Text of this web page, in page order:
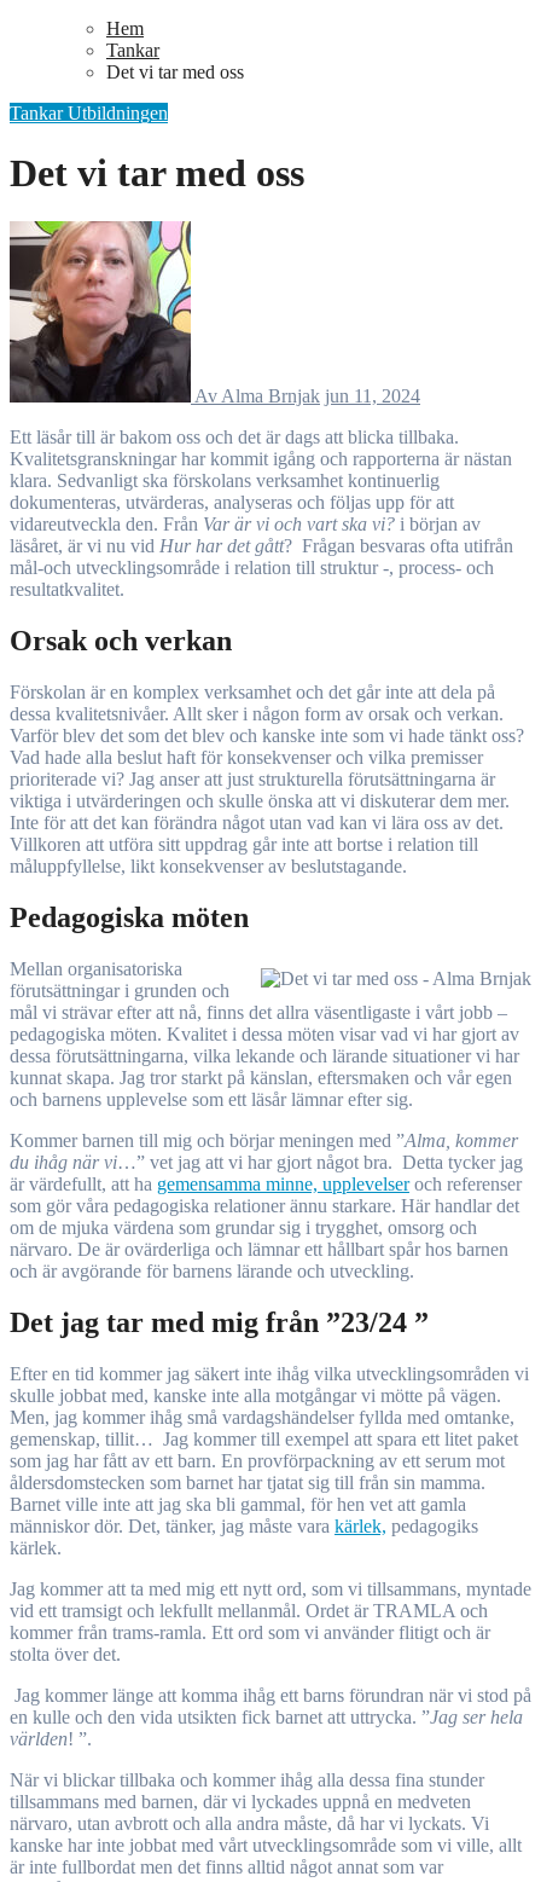
Hem
Tankar
Det vi tar med oss
TankarUtbildningen
Det vi tar med oss
Av Alma Brnjak jun 11, 2024
Ett läsår till är bakom oss och det är dags att blicka tillbaka.
Kvalitetsgranskningar har kommit igång och rapporterna är nästan
klara. Sedvanligt ska förskolans verksamhet kontinuerlig
dokumenteras, utvärderas, analyseras och följas upp för att
vidareutveckla den. Från Var är vi och vart ska vi? i början av
läsåret, är vi nu vid Hur har det gått? Frågan besvaras ofta utifrån
mål-och utvecklingsområde i relation till struktur -, process- och
resultatkvalitet.
Orsak och verkan
Förskolan är en komplex verksamhet och det går inte att dela på
dessa kvalitetsnivåer. Allt sker i någon form av orsak och verkan.
Varför blev det som det blev och kanske inte som vi hade tänkt oss?
Vad hade alla beslut haft för konsekvenser och vilka premisser
prioriterade vi? Jag anser att just strukturella förutsättningarna är
viktiga i utvärderingen och skulle önska att vi diskuterar dem mer.
Inte för att det kan förändra något utan vad kan vi lära oss av det.
Villkoren att utföra sitt uppdrag går inte att bortse i relation till
måluppfyllelse, likt konsekvenser av beslutstagande.
Pedagogiska möten
Mellan organisatoriska
förutsättningar i grunden och
mål vi strävar efter att nå, finns det allra väsentligaste i vårt jobb –
pedagogiska möten. Kvalitet i dessa möten visar vad vi har gjort av
dessa förutsättningarna, vilka lekande och lärande situationer vi har
kunnat skapa. Jag tror starkt på känslan, eftersmaken och vår egen
och barnens upplevelse som ett läsår lämnar efter sig.
Kommer barnen till mig och börjar meningen med ”Alma, kommer
du ihåg när vi…” vet jag att vi har gjort något bra. Detta tycker jag
är värdefullt, att ha gemensamma minne, upplevelseroch referenser
som gör våra pedagogiska relationer ännu starkare. Här handlar det
om de mjuka värdena som grundar sig i trygghet, omsorg och
närvaro. De är ovärderliga och lämnar ett hållbart spår hos barnen
och är avgörande för barnens lärande och utveckling.
Det jag tar med mig från ”23/24 ”
Efter en tid kommer jag säkert inte ihåg vilka utvecklingsområden vi
skulle jobbat med, kanske inte alla motgångar vi mötte på vägen.
Men, jag kommer ihåg små vardagshändelser fyllda med omtanke,
gemenskap, tillit… Jag kommer till exempel att spara ett litet paket
som jag har fått av ett barn. En provförpackning av ett serum mot
åldersdomstecken som barnet har tjatat sig till från sin mamma.
Barnet ville inte att jag ska bli gammal, för hen vet att gamla
människor dör. Det, tänker, jag måste vara kärlek, pedagogiks
kärlek.
Jag kommer att ta med mig ett nytt ord, som vi tillsammans, myntade
vid ett tramsigt och lekfullt mellanmål. Ordet är TRAMLA och
kommer från trams-ramla. Ett ord som vi använder flitigt och är
stolta över det.
Jag kommer länge att komma ihåg ett barns förundran när vi stod på
en kulle och den vida utsikten fick barnet att uttrycka. ”Jag ser hela
världen! ”.
När vi blickar tillbaka och kommer ihåg alla dessa fina stunder
tillsammans med barnen, där vi lyckades uppnå en medveten
närvaro, utan avbrott och alla andra måste, då har vi lyckats. Vi
kanske har inte jobbat med vårt utvecklingsområde som vi ville, allt
är inte fullbordat men det finns alltid något annat som var